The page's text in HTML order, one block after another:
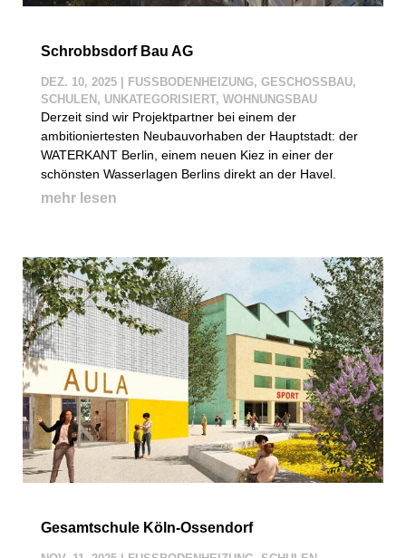
Schrobbsdorf Bau AG
DEZ. 10, 2025| FUSSBODENHEIZUNG , GESCHOSSBAU,
SCHULEN , UNKATEGORISIERT, WOHNUNGSBAU
Derzeit sind wir Projektpartner bei einem der
ambitioniertesten Neubauvorhaben der Hauptstadt: der
WATERKANT Berlin, einem neuen Kiez in einer der
schönsten Wasserlagen Berlins direkt an der Havel.
mehr lesen
Gesamtschule Köln-Ossendorf